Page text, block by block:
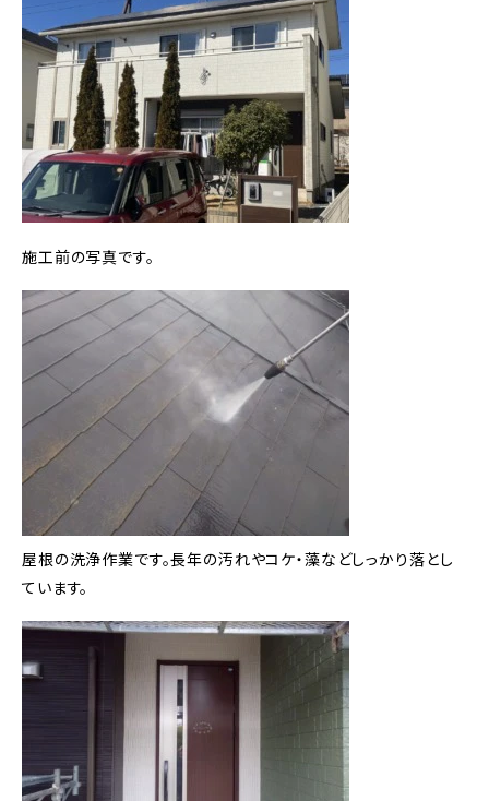
施工前の写真です。
屋根の洗浄作業です。長年の汚れやコケ・藻などしっかり落とし
ています。